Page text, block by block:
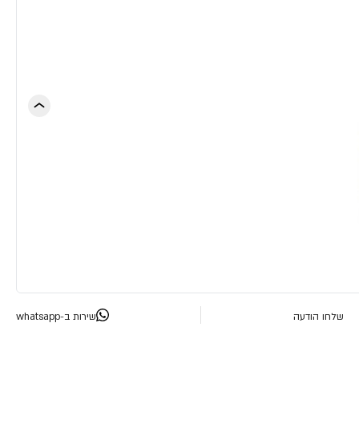
שלחו הודעה שירות ב-whatsapp